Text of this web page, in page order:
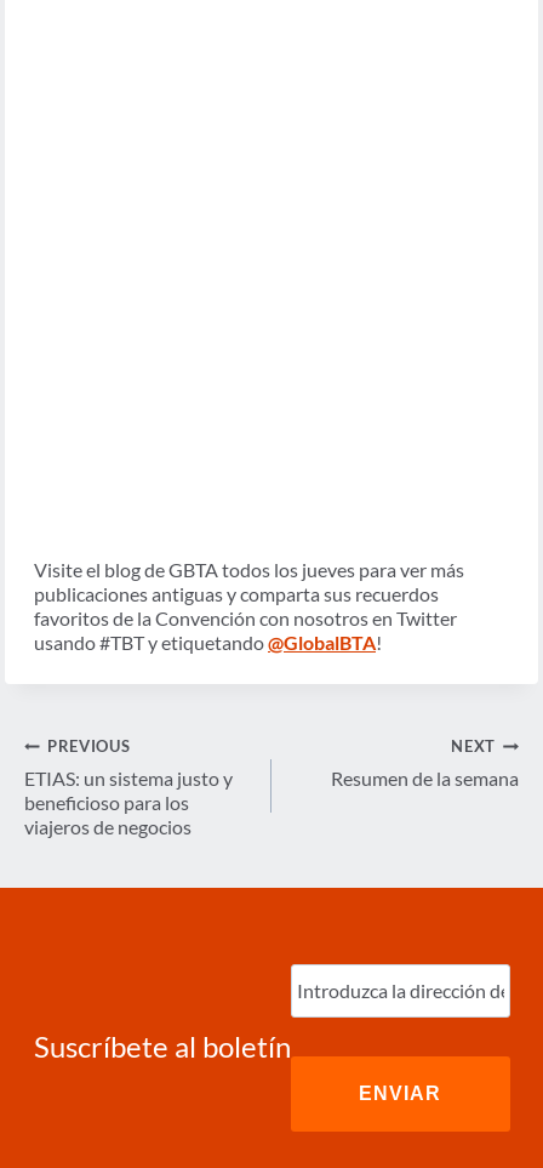
Visite el blog de GBTA todos los jueves para ver más
publicaciones antiguas y comparta sus recuerdos
favoritos de la Convención con nosotros en Twitter
usando #TBT y etiquetando@GlobalBTA!
Navegación
de
entradas
PREVIOUS
ETIAS: un sistema justo y
beneficioso para los
viajeros de negocios
NEXT
Resumen de la semana
Suscríbete al boletín
Ingrese
correo
electrónico